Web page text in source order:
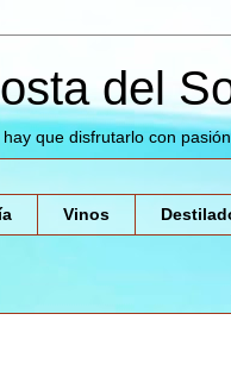
del
que disfrutarlo con pasión
Vinos